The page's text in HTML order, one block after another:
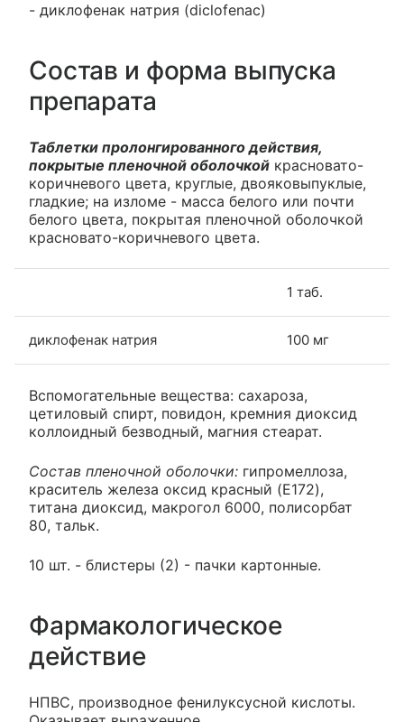
- диклофенак натрия (diclofenac)
Состав и форма выпуска
препарата
Таблетки пролонгированного действия,
покрытые пленочной оболочкой красновато-
коричневого цвета, круглые, двояковыпуклые,
гладкие; на изломе - масса белого или почти
белого цвета, покрытая пленочной оболочкой
красновато-коричневого цвета.
1 таб.
диклофенак натрия 100 мг
Вспомогательные вещества: сахароза,
цетиловый спирт, повидон, кремния диоксид
коллоидный безводный, магния стеарат.
Состав пленочной оболочки: гипромеллоза,
краситель железа оксид красный (E172),
титана диоксид, макрогол 6000, полисорбат
80, тальк.
10 шт. - блистеры (2) - пачки картонные.
Фармакологическое
действие
НПВС, производное фенилуксусной кислоты.